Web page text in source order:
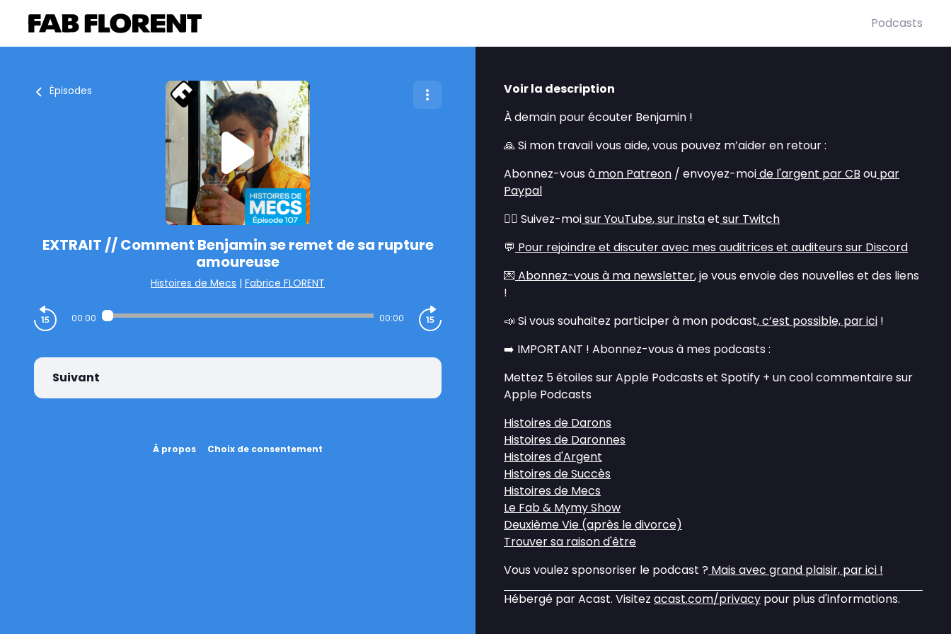
Podcasts
Épisodes
EXTRAIT // Comment Benjamin se remet de sa rupture
amoureuse
Histoires de Mecs | Fabrice FLORENT
00:00 00:00
Suivant
À propos Choix de consentement
Voir la description
À demain pour écouter Benjamin !
🙏 Si mon travail vous aide, vous pouvez m’aider en retour :
Abonnez-vous à mon Patreon / envoyez-moide l'argent par CB ou par
Paypal
💁‍♂️ Suivez-moisur YouTube,sur Instaet sur Twitch
💬 Pour rejoindre et discuter avec mes auditrices et auditeurs sur Discord
💌 Abonnez-vous à ma newsletter, je vous envoie des nouvelles et des liens
!
📣 Si vous souhaitez participer à mon podcast,c’est possible, par ici !
➡️ IMPORTANT ! Abonnez-vous à mes podcasts :
Mettez 5 étoiles sur Apple Podcasts et Spotify + un cool commentaire sur
Apple Podcasts
Histoires de Darons
Histoires de Daronnes
Histoires d'Argent
Histoires de Succès
Histoires de Mecs
Le Fab & Mymy Show
Deuxième Vie (après le divorce)
Trouver sa raison d'être
Vous voulez sponsoriser le podcast ? Mais avec grand plaisir, par ici !
Hébergé par Acast. Visitez acast.com/privacy pour plus d'informations.